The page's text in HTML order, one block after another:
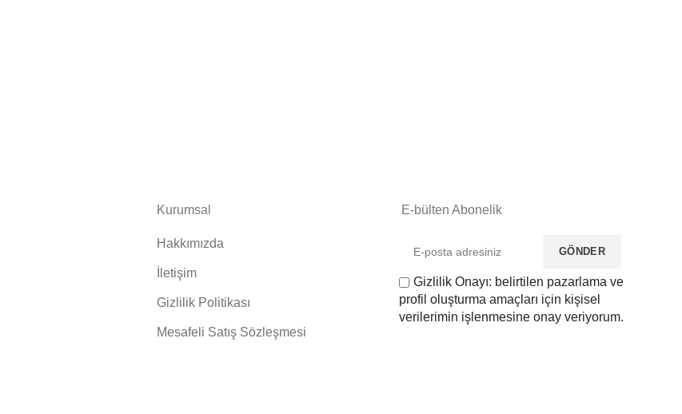
Kurumsal
Hakkımızda
İletişim
Gizlilik Politikası
Mesafeli Satış Sözleşmesi
E-bülten Abonelik
Gizlilik Onayı: belirtilen pazarlama ve
profil oluşturma amaçları için kişisel
verilerimin işlenmesine onay veriyorum.